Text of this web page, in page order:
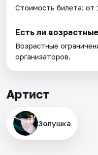
Стоимость билета: от
Есть ли
Возрастные
организаторов.
Артист
Золушка